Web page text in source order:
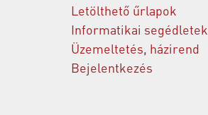
Letölthető űrlapok
Informatikai segédletek
Üzemeltetés, házirend
Bejelentkezés